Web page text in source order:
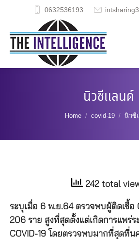
0632536193
นิวซีแลนด์
You are here:
Home covid-19 นิวซี
242 total
ระบุเมื่อ 6 พ.ย.64 ตรวจพบผู้ติดเชื้อ
206 ราย สูงที่สุดตั้งแต่เกิดการแพร่ร
COVID-19 โดยตรวจพบมากที่สุดที่